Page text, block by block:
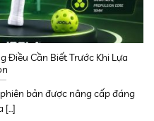
Điều Cần Biết Trước Khi Lựa
bản được nâng cấp đáng
[...]